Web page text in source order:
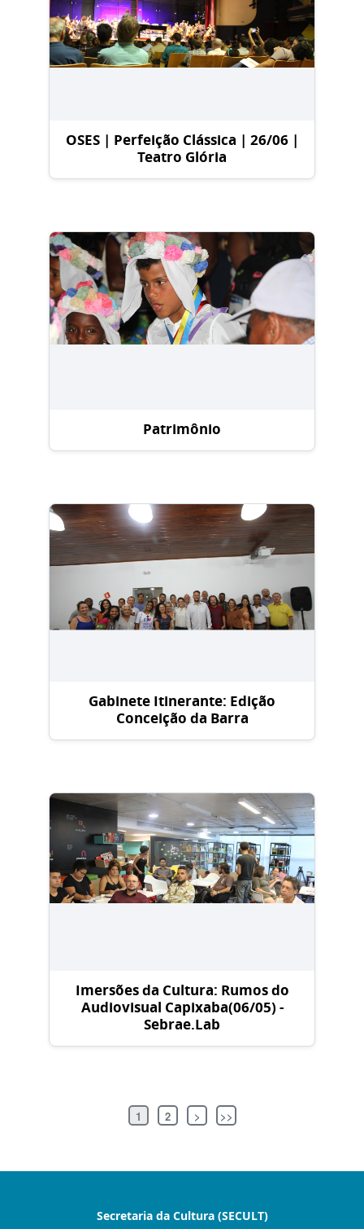
OSES | Perfeição Clássica | 26/06 |
Teatro Glória
Patrimônio
Gabinete Itinerante: Edição
Conceição da Barra
Imersões da Cultura: Rumos do
Audiovisual Capixaba(06/05) -
Sebrae.Lab
1 2 > >>
Secretaria da Cultura (SECULT)